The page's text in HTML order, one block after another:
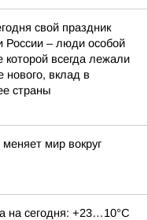
свой праздник
России – люди особой
которой всегда лежали
нового, вклад в
страны
мир вокруг
на сегодня: +23…10°С